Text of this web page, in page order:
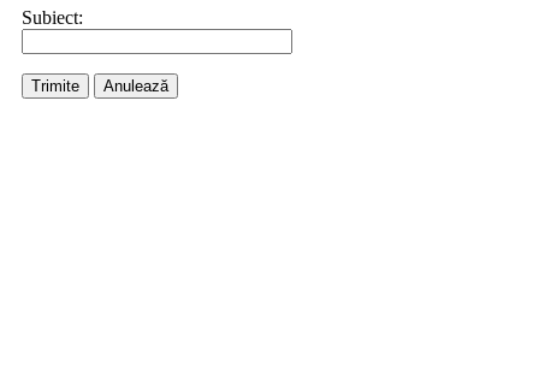
Subiect:
Trimite Anulează